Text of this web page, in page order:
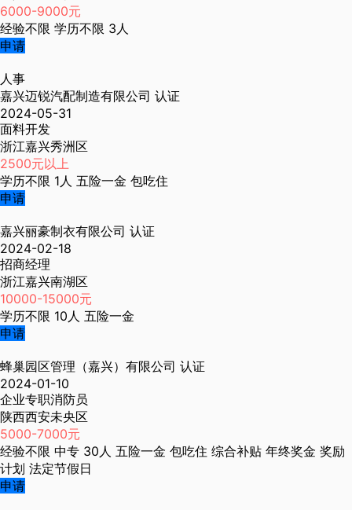
6000-9000元
经验不限 学历不限 3人
申请
人事
嘉兴迈锐汽配制造有限公司 认证
2024-05-31
面料开发
浙江嘉兴秀洲区
2500元以上
学历不限 1人 五险一金 包吃住
申请
嘉兴丽豪制衣有限公司 认证
2024-02-18
招商经理
浙江嘉兴南湖区
10000-15000元
学历不限 10人 五险一金
申请
蜂巢园区管理（嘉兴）有限公司 认证
2024-01-10
企业专职消防员
陕西西安未央区
5000-7000元
经验不限 中专 30人 五险一金 包吃住 综合补贴 年终奖金 奖励
计划 法定节假日
申请